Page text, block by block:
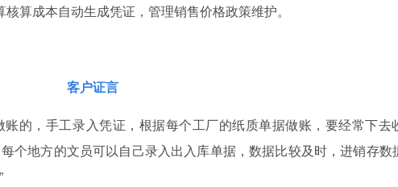
算成本自动生成凭证，管理销售价格政策维护。
客户证言
的，手工录入凭证，根据每个工厂的纸质单据做账，要经常下去
个地方的文员可以自己录入出入库单据，数据比较及时，进销存数